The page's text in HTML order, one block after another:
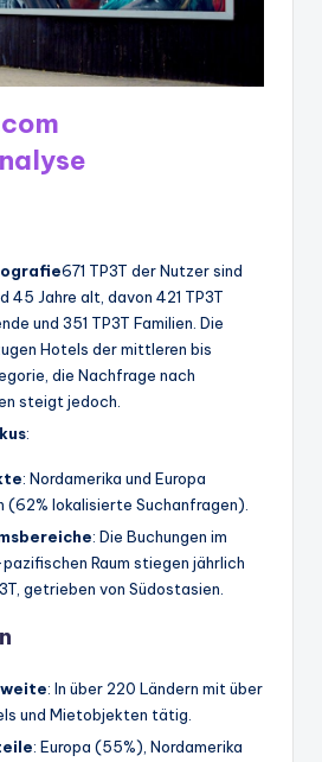
671 TP3T der Nutzer sind
45 Jahre alt, davon 421 TP3T
und 351 TP3T Familien. Die
Hotels der mittleren bis
die Nachfrage nach
steigt jedoch.
:
: Nordamerika und Europa
(62% lokalisierte Suchanfragen).
: Die Buchungen im
Raum stiegen jährlich
getrieben von Südostasien.
: In über 220 Ländern mit über
und Mietobjekten tätig.
: Europa (55%), Nordamerika